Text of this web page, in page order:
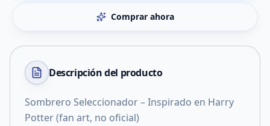
Comprar ahora
Descripción del producto
Sombrero Seleccionador – Inspirado en Harry
Potter (fan art, no oficial)